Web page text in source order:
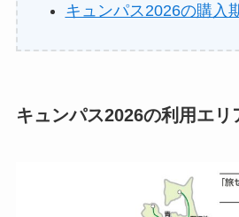
キュンパス2026の購入
キュンパス2026の利用エリ